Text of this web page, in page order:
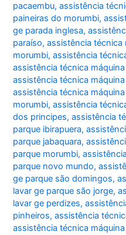
pacaembu,assistência
paineiras do morumbi,
ge parada inglesa,
paraíso,assistência técnica
morumbi,assistência
assistência técnica
assistência técnica
assistência técnica
morumbi,assistência
dos principes,assistência
parque ibirapuera,
parque jabaquara,
parque morumbi,
parque novo mundo,
ge parque são domingos,
lavar ge parque são jorge,
lavar ge perdizes,
pinheiros,assistência
assistência técnica